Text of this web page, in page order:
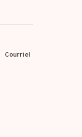
Courriel